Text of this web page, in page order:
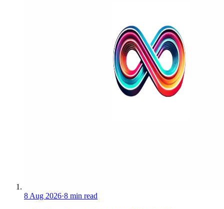
8 Aug 2026·8 min read